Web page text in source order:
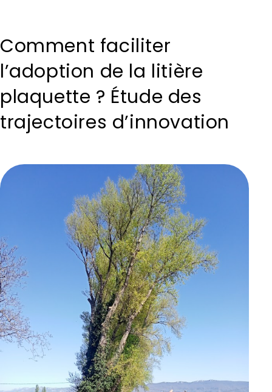
Comment faciliter
l’adoption de la litière
plaquette ? Étude des
trajectoires d’innovation